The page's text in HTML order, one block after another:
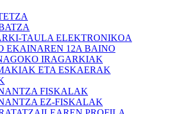
TAULA ELEKTRONIKOA
EKAINAREN 12A BAINO
IRAGARKIAK
ETA ESKAERAK
FISKALAK
EZ-FISKALAK